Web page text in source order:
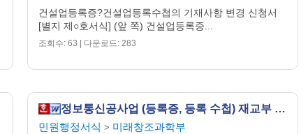
건설업등록증?건설업등록수첩의 기재사항 변경 신청서
[별지 제○호서식] (앞 쪽) 건설업등록증...
조회수: 63 | 다운로드: 283
정보통신공사업 (등록증, 등록 수첩) 재교부 신청서
민원행정서식 > 미래창조과학부